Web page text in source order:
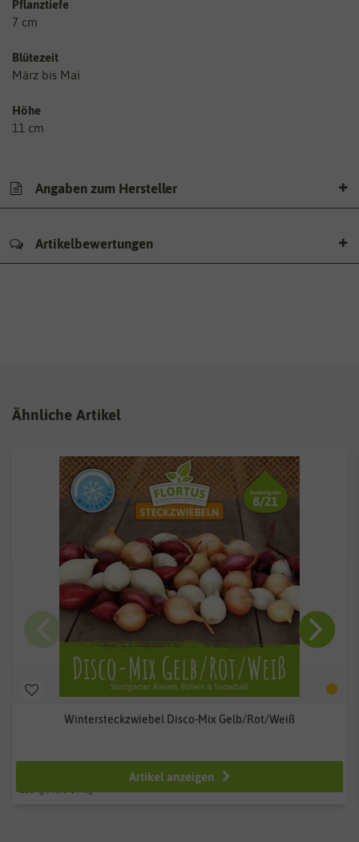
Pflanztiefe
7 cm
Blütezeit
März bis Mai
Höhe
11 cm
Angaben zum Hersteller
Artikelbewertungen
Ähnliche Artikel
Wintersteckzwiebel Disco-Mix Gelb/Rot/Weiß
Artikel anzeigen